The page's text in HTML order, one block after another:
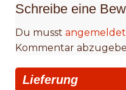
Schreibe eine
Du musst angemeldet
Kommentar
Lieferung